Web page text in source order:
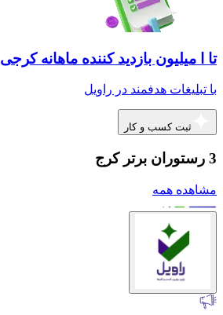
تا ا میلیون بازدید کننده ماهانه کرجی
با تبلیغات هدفمند در راویل
ثبت کسب و کار
3 رستوران برتر کرج
مشاهده همه